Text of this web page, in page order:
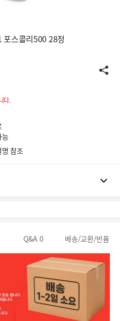
포스콜리500 28정
다.
능
참조
Q&A 0 배송/교환/반품